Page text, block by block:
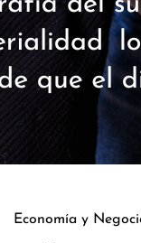
Economía y